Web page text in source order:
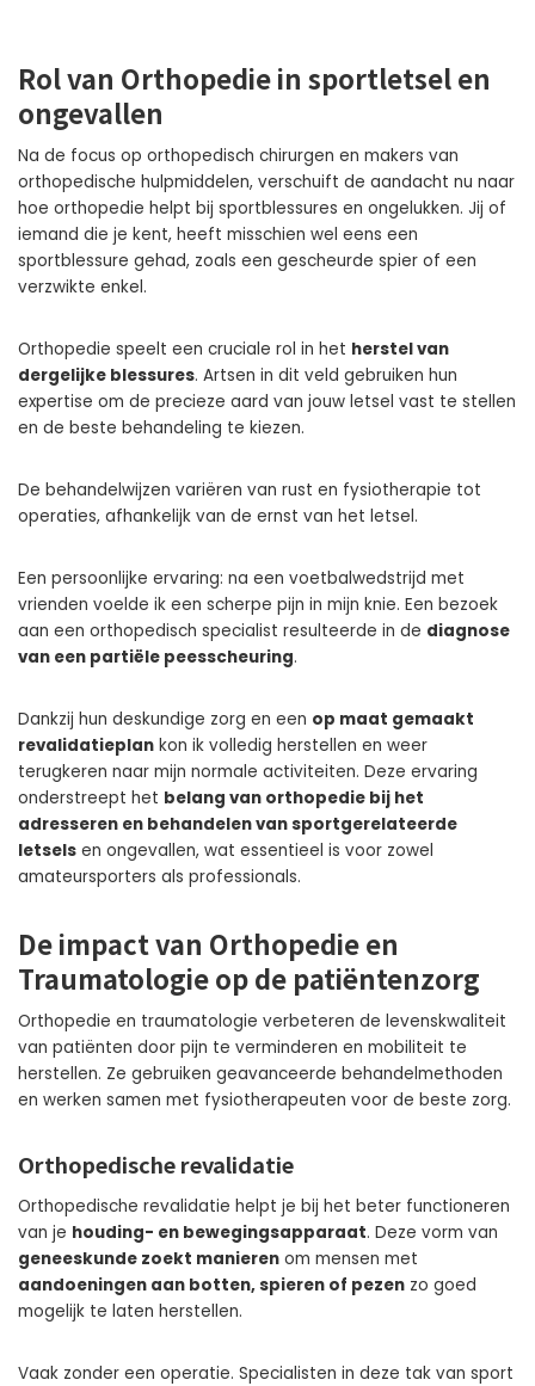
Rol van Orthopedie in sportletsel en
ongevallen
Na de focus op orthopedisch chirurgen en makers van
orthopedische hulpmiddelen, verschuift de aandacht nu naar
hoe orthopedie helpt bij sportblessures en ongelukken. Jij of
iemand die je kent, heeft misschien wel eens een
sportblessure gehad, zoals een gescheurde spier of een
verzwikte enkel.
Orthopedie speelt een cruciale rol in het herstel van
dergelijke blessures. Artsen in dit veld gebruiken hun
expertise om de precieze aard van jouw letsel vast te stellen
en de beste behandeling te kiezen.
De behandelwijzen variëren van rust en fysiotherapie tot
operaties, afhankelijk van de ernst van het letsel.
Een persoonlijke ervaring: na een voetbalwedstrijd met
vrienden voelde ik een scherpe pijn in mijn knie. Een bezoek
aan een orthopedisch specialist resulteerde in de diagnose
van een partiële peesscheuring.
Dankzij hun deskundige zorg en een op maat gemaakt
revalidatieplan kon ik volledig herstellen en weer
terugkeren naar mijn normale activiteiten. Deze ervaring
onderstreept het belang van orthopedie bij het
adresseren en behandelen van sportgerelateerde
letsels en ongevallen, wat essentieel is voor zowel
amateursporters als professionals.
De impact van Orthopedie en
Traumatologie op de patiëntenzorg
Orthopedie en traumatologie verbeteren de levenskwaliteit
van patiënten door pijn te verminderen en mobiliteit te
herstellen. Ze gebruiken geavanceerde behandelmethoden
en werken samen met fysiotherapeuten voor de beste zorg.
Orthopedische revalidatie
Orthopedische revalidatie helpt je bij het beter functioneren
van je houding- en bewegingsapparaat. Deze vorm van
geneeskunde zoekt manieren om mensen met
aandoeningen aan botten, spieren of pezen zo goed
mogelijk te laten herstellen.
Vaak zonder een operatie. Specialisten in deze tak van sport